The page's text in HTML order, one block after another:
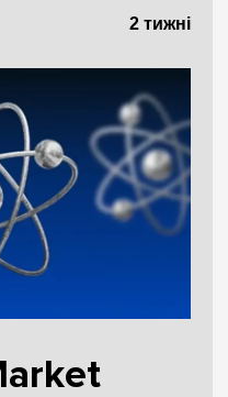
2 тижні